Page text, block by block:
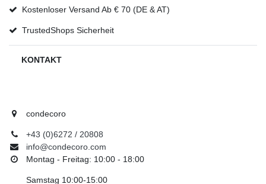
Kostenloser Versand Ab € 70 (DE & AT)
TrustedShops Sicherheit
KONTAKT
condecoro
+43 (0)6272 / 20808
info@condecoro.com
Montag - Freitag: 10:00 - 18:00
Samstag 10:00-15:00